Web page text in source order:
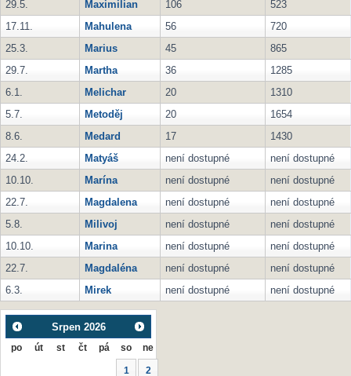
29.5.
Maximilian 106
523
17.11.
Mahulena 56
720
25.3.
Marius 45
865
29.7.
Martha 36
1285
6.1.
Melichar 20
1310
5.7.
Metoděj 20
1654
8.6.
Medard 17
1430
24.2.
Matyáš není dostupné
není dostupné
10.10.
Marína není dostupné
není dostupné
22.7.
Magdalena není dostupné
není dostupné
5.8.
Milivoj není dostupné
není dostupné
10.10.
Marina není dostupné
není dostupné
22.7.
Magdaléna není dostupné
není dostupné
6.3.
Mirek není dostupné není dostupné
Srpen 2026
po út st čt pá so ne
1 2